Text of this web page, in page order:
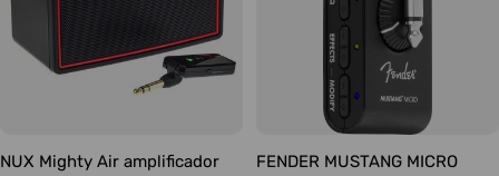
NUX Mighty Air amplificador
FENDER MUSTANG MICRO